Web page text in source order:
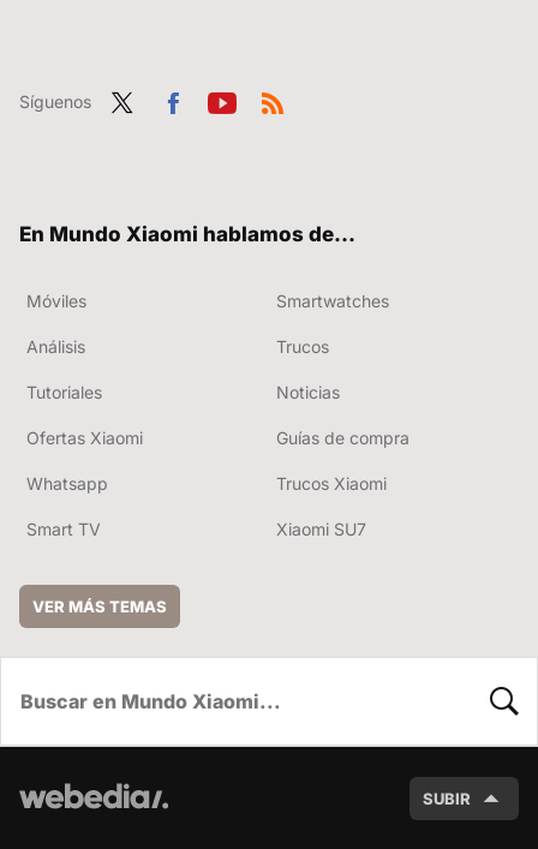
Síguenos
En Mundo Xiaomi hablamos de...
Móviles Smartwatches
Análisis Trucos
Tutoriales Noticias
Ofertas Xiaomi Guías de compra
Whatsapp Trucos Xiaomi
Smart TV Xiaomi SU7
VER MÁS TEMAS
SUBIR